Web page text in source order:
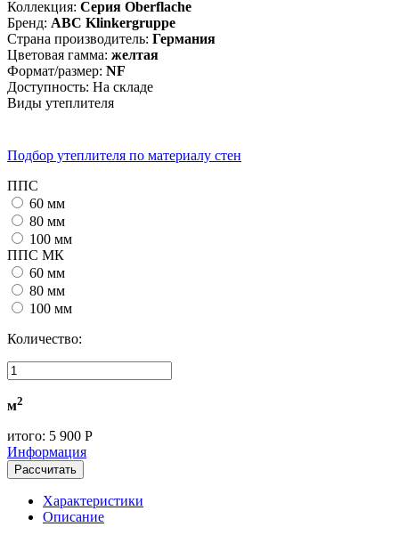
Коллекция: Серия Oberflache
Бренд: ABC Klinkergruppe
Страна производитель: Германия
Цветовая гамма: желтая
Формат/размер: NF
Доступность: На складе
Виды утеплителя
Подбор утеплителя по материалу стен
ППС
60 мм
80 мм
100 мм
ППС МК
60 мм
80 мм
100 мм
Количество:
м2
итого: 5 900 Р
Информация
Рассчитать
Характеристики
Описание